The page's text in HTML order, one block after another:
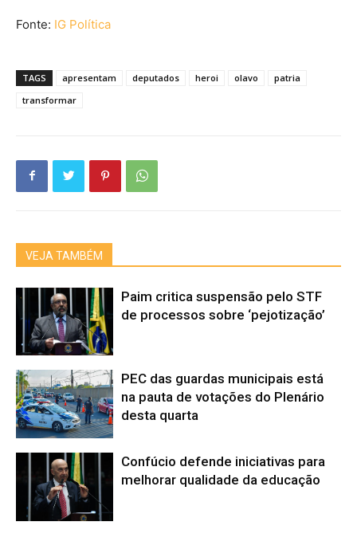
Fonte: IG Política
TAGS apresentam deputados heroi olavo
patria
transformar
VEJA TAMBÉM
Paim critica suspensão pelo STF
de processos sobre ‘pejotização’
PEC das guardas municipais está
na pauta de votações do Plenário
desta quarta
Confúcio defende iniciativas para
melhorar qualidade da educação